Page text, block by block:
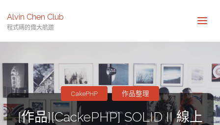
Alvin Chen Club
程式碼的偉大航道
[作品][CackePHP] SOLID II 線上
CakePHP 作品整理